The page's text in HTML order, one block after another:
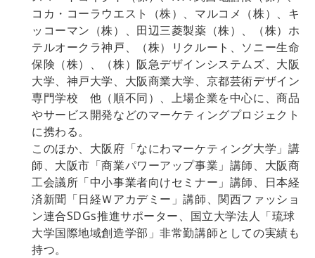
コカ・コーラウエスト（株）、マルコメ（株）、キ
ッコーマン（株）、田辺三菱製薬（株）、（株）ホ
テルオークラ神戸、（株）リクルート、ソニー生命
保険（株）、（株）阪急デザインシステムズ、大阪
大学、神戸大学、大阪商業大学、京都芸術デザイン
専門学校 他（順不同）、上場企業を中心に、商品
やサービス開発などのマーケティングプロジェクト
に携わる。
このほか、大阪府「なにわマーケティング大学」講
師、大阪市「商業パワーアップ事業」講師、大阪商
工会議所「中小事業者向けセミナー」講師、日本経
済新聞「日経Ｗアカデミー」講師、関西ファッショ
ン連合SDGs推進サポーター、国立大学法人「琉球
大学国際地域創造学部」非常勤講師としての実績も
持つ。